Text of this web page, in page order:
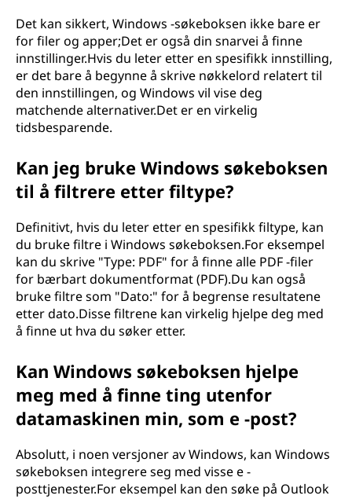
Det kan sikkert, Windows -søkeboksen ikke bare er
for filer og apper;Det er også din snarvei å finne
innstillinger.Hvis du leter etter en spesifikk innstilling,
er det bare å begynne å skrive nøkkelord relatert til
den innstillingen, og Windows vil vise deg
matchende alternativer.Det er en virkelig
tidsbesparende.
Kan jeg bruke Windows søkeboksen
til å filtrere etter filtype?
Definitivt, hvis du leter etter en spesifikk filtype, kan
du bruke filtre i Windows søkeboksen.For eksempel
kan du skrive "Type: PDF" for å finne alle PDF -filer
for bærbart dokumentformat (PDF).Du kan også
bruke filtre som "Dato:" for å begrense resultatene
etter dato.Disse filtrene kan virkelig hjelpe deg med
å finne ut hva du søker etter.
Kan Windows søkeboksen hjelpe
meg med å finne ting utenfor
datamaskinen min, som e -post?
Absolutt, i noen versjoner av Windows, kan Windows
søkeboksen integrere seg med visse e -
posttjenester.For eksempel kan den søke på Outlook